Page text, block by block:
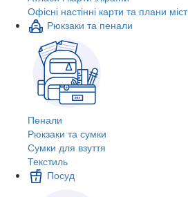
Офісні настінні карти та плани міст
Рюкзаки та пенали
Пенали
Рюкзаки та сумки
Сумки для взуття
Текстиль
Посуд